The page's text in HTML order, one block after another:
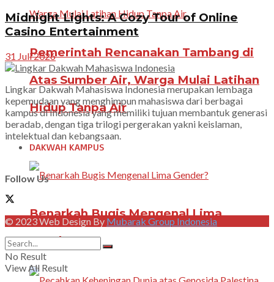
Pemerintah Rencanakan Tambang di
Atas Sumber Air, Warga Mulai Latihan
Hidup Tanpa Air
DAKWAH KAMPUS
Benarkah Bugis Mengenal Lima
Gender?
Midnight Lights: A Cozy Tour of Online
Casino Entertainment
31 Juli 2026
Lingkar Dakwah Mahasiswa Indonesia merupakan lembaga
kepemudaan yang menghimpun mahasiswa dari berbagai
kampus di Indonesia yang memiliki tujuan membantuk generasi
beradab, dengan tiga trilogi pergerakan yakni keislaman,
intelektual dan kebangsaan.
Follow Us
© 2023 Web Design By Mubarak Group Indonesia
No Result
View All Result